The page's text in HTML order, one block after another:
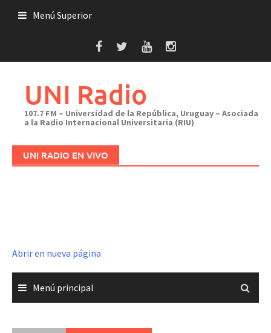
Menú Superior
UNI Radio
107.7 FM – Universidad de la República, Uruguay – Asociada
a la Radio Internacional Universitaria (RIU)
UNI RADIO EN VIVO
Abrir en nueva página
Menú principal